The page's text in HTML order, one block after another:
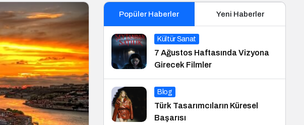
Popüler Haberler Yeni Haberler
Kültür Sanat
7 Ağustos Haftasında Vizyona
Girecek Filmler
Blog
Türk Tasarımcıların Küresel
Başarısı